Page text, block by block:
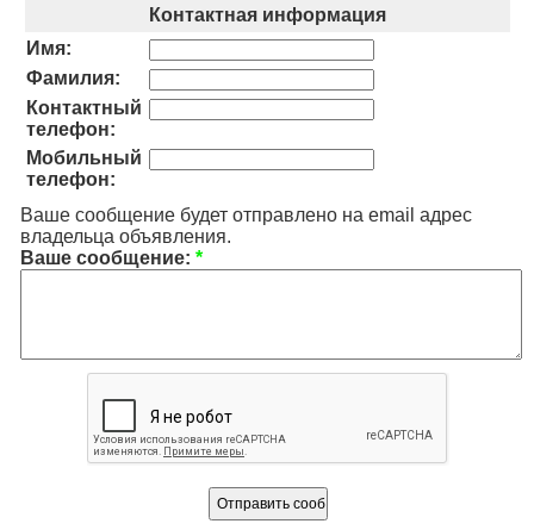
Контактная информация
Имя:
Фамилия:
Контактный
телефон:
Мобильный
телефон:
Ваше сообщение будет отправлено на email адрес
владельца объявления.
Ваше сообщение: *